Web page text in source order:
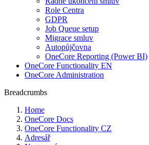
Role Centra
GDPR
Job Queue setup
Migrace smluv
Autopůjčovna
OneCore Reporting (Power BI)
OneCore Functionality EN
OneCore Administration
Breadcrumbs
Home
OneCore Docs
OneCore Functionality CZ
Adresář